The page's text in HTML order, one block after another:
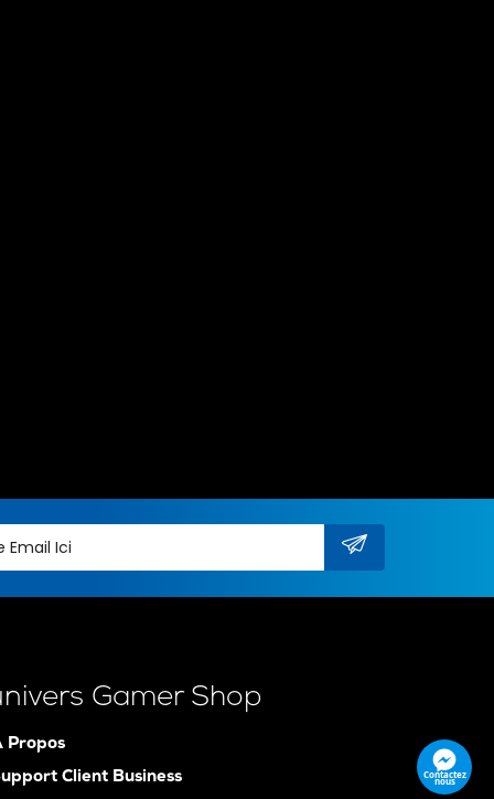
Gamer Shop
Propos
Client Business
Contactez
nous